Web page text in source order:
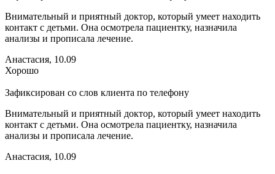
Внимательный и приятный доктор, который умеет находить
контакт с детьми. Она осмотрела пациентку, назначила
анализы и прописала лечение.
Анастасия, 10.09
Хорошо
Зафиксирован со слов клиента по телефону
Внимательный и приятный доктор, который умеет находить
контакт с детьми. Она осмотрела пациентку, назначила
анализы и прописала лечение.
Анастасия, 10.09